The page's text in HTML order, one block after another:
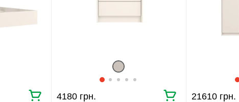
4180 грн. 21610 грн.